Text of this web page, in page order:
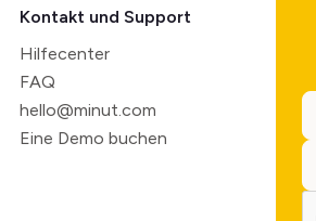
Kontakt und Support
Hilfecenter
FAQ
hello@minut.com
Eine Demo buchen